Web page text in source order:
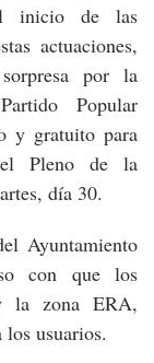
inicio de las
actuaciones,
por la
Popular
y gratuito para
Pleno de la
día 30.
Ayuntamiento
con que los
la zona ERA,
usuarios.